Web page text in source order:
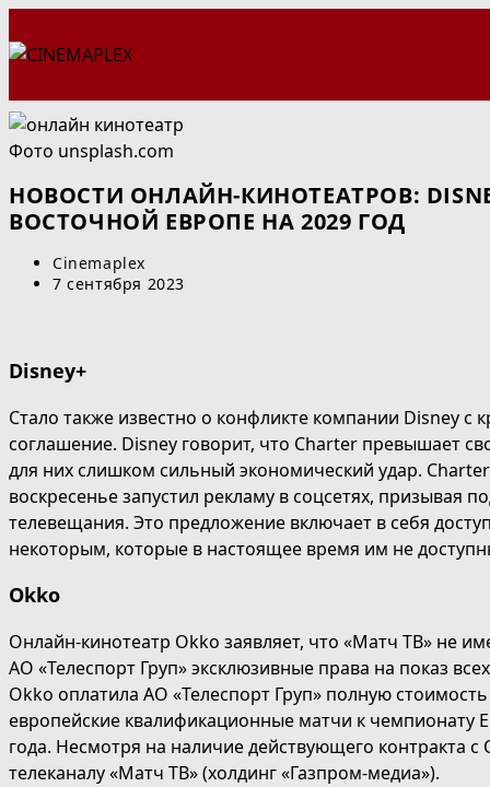
к
Фото unsplash.com
НОВОСТИ ОНЛАЙН-КИНОТЕАТРОВ:
ВОСТОЧНОЙ ЕВРОПЕ НА 2029 ГОД
Автор
записи:
Cinemaplex
Запись
7 сентября 2023
Disney+
Стало также известно о конфликте компании Disney
соглашение. Disney говорит, что Charter превышает
для них слишком сильный экономический удар.
воскресенье запустил рекламу в соцсетях,
телевещания. Это предложение включает в себя
некоторым, которые в настоящее время им не
Okko
Онлайн-кинотеатр Okko заявляет, что «Матч ТВ» не
АО «Телеспорт Груп» эксклюзивные права на показ
Okko оплатила АО «Телеспорт Груп» полную
европейские квалификационные матчи к чемпионату
года. Несмотря на наличие действующего контракта
телеканалу «Матч ТВ» (холдинг «Газпром-медиа»).